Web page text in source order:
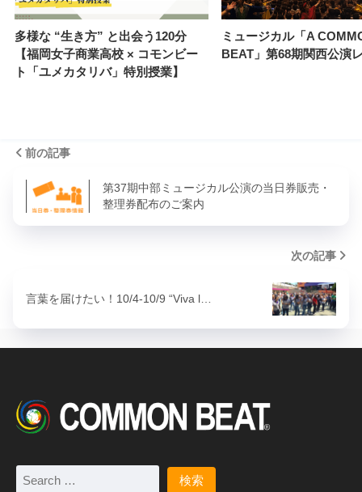
多様な “生き方” と出会う120分
【福岡女子商業高校 × コモンビー
ト「ユメカタリバ」特別授業】
ミュージカル「A
BEAT」第68期関西公演
前の記事
第37期中部ミュージカル公演の当日券販売・
整理券配布のご案内
次の記事
言葉を届けたい！10/4-10/9 “Viva l…